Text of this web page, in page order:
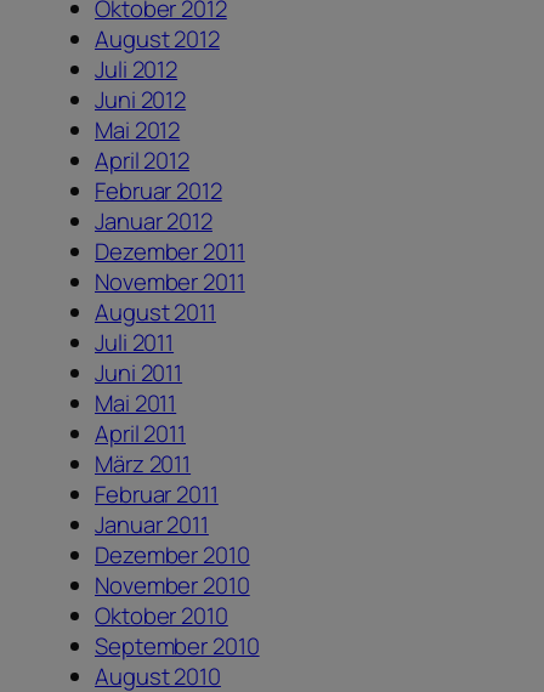
Oktober 2012
August 2012
Juli 2012
Juni 2012
Mai 2012
April 2012
Februar 2012
Januar 2012
Dezember 2011
November 2011
August 2011
Juli 2011
Juni 2011
Mai 2011
April 2011
März 2011
Februar 2011
Januar 2011
Dezember 2010
November 2010
Oktober 2010
September 2010
August 2010